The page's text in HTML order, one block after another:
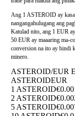
Ang 1 ASTEROID ay
nangangahulugang ang
Katulad nito, ang 1 EUR
50 EUR ay maaaring ma-
conversion na ito ay hindi
minero.
ASTEROID/EUR
ASTEROIDEUR
1 ASTEROID
2 ASTEROID
5 ASTEROID